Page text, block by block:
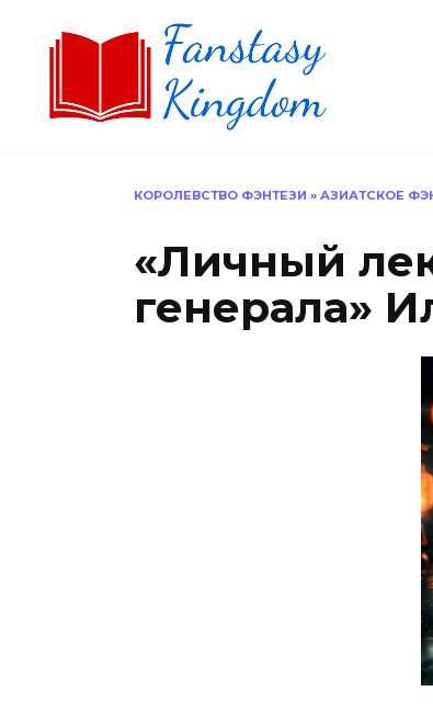
КОРОЛЕВСТВО ФЭНТЕЗИ » АЗИАТСКОЕ
«Личный
генерала»